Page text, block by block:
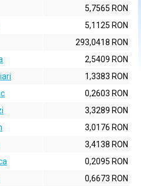
5,7565 RON
5,1125 RON
293,0418 RON
2,5409 RON
1,3383 RON
0,2603 RON
3,3289 RON
3,0176 RON
3,4138 RON
0,2095 RON
0,6673 RON